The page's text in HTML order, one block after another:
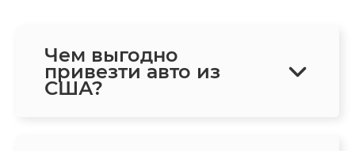
Чем выгодно
привезти авто из
США?